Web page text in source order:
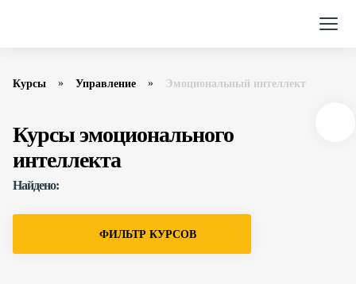
Курсы Управление Эмоциональный интеллект
Курсы эмоционального
интеллекта
Найдено:
ФИЛЬТР КУРСОВ